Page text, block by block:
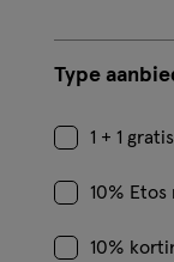
Type
1 + 1
10% Etos
10%